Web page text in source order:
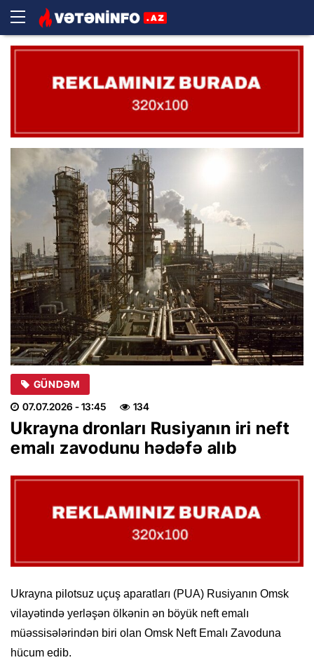
GÜNDƏM
07.07.2026 - 13:45 134
Ukrayna dronları Rusiyanın iri neft
emalı zavodunu hədəfə alıb
Ukrayna pilotsuz uçuş aparatları (PUA) Rusiyanın Omsk
vilayətində yerləşən ölkənin ən böyük neft emalı
müəssisələrindən biri olan Omsk Neft Emalı Zavoduna
hücum edib.